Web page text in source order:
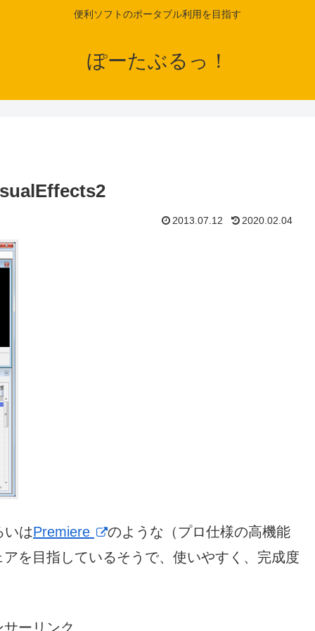
便利ソフトのポータブル利用を目指す
ぽーたぶるっ！
2013.07.12 2020.02.04
はPremiere
のような（プロ仕様の高機能
を目指しているそうで、使いやすく、完成度
サーリンク